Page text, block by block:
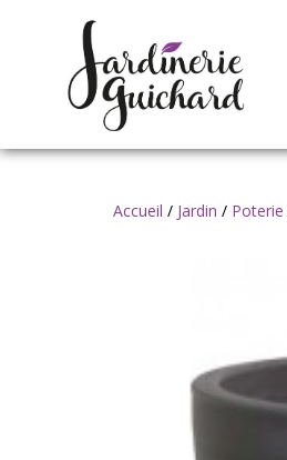
Accueil / Jardin / Poterie